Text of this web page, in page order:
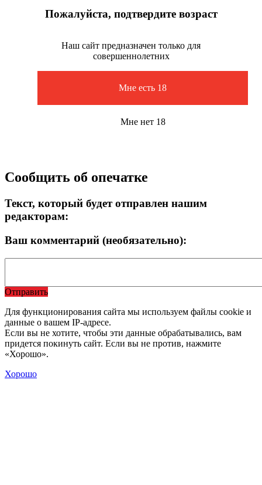
Пожалуйста, подтвердите возраст
Наш сайт предназначен только для
совершеннолетних
Мне есть 18
Мне нет 18
Сообщить об опечатке
Текст, который будет отправлен нашим
редакторам:
Ваш комментарий (необязательно):
Отправить
Для функционирования сайта мы используем файлы cookie и
данные о вашем IP-адресе.
Если вы не хотите, чтобы эти данные обрабатывались, вам
придется покинуть сайт. Если вы не против, нажмите
«Хорошо».
Хорошо